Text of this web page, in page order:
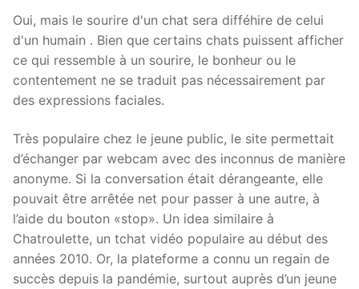
Oui, mais le sourire d'un chat sera difféhire de celui
d'un humain . Bien que certains chats puissent afficher
ce qui ressemble à un sourire, le bonheur ou le
contentement ne se traduit pas nécessairement par
des expressions faciales.
Très populaire chez le jeune public, le site permettait
d’échanger par webcam avec des inconnus de manière
anonyme. Si la conversation était dérangeante, elle
pouvait être arrêtée net pour passer à une autre, à
l’aide du bouton «stop». Un idea similaire à
Chatroulette, un tchat vidéo populaire au début des
années 2010. Or, la plateforme a connu un regain de
succès depuis la pandémie, surtout auprès d’un jeune